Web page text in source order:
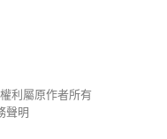
利屬原作者所有
聲明